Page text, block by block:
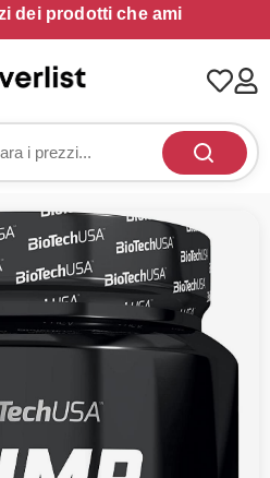
dei prodotti che ami